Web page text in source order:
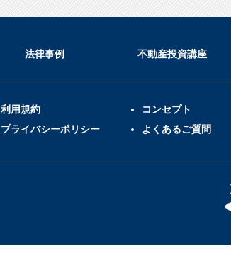
法律事例 不動産投資講座
利用規約
プライバシーポリシー
コンセプト
よくあるご質問